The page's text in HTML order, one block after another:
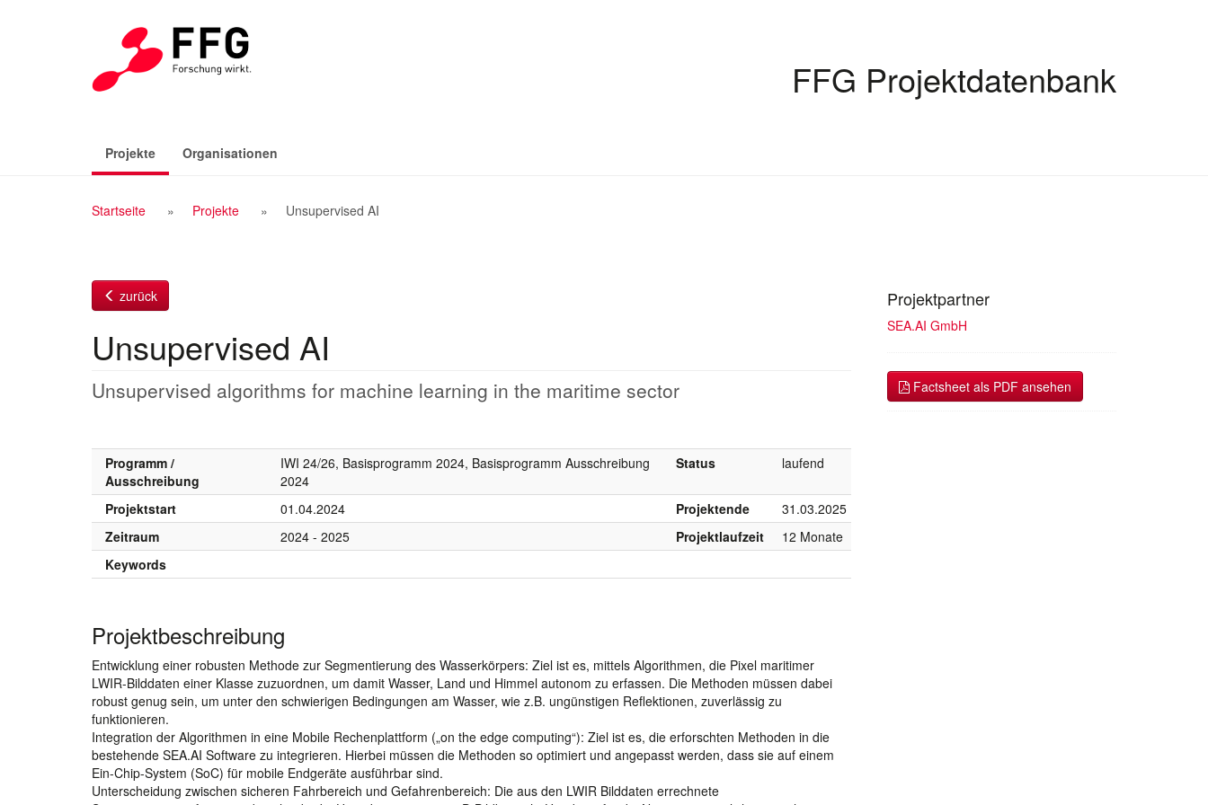
FFG Projektdatenbank
Projekte(aktiv)Organisationen
Breadcrumb
Startseite Projekte Unsupervised AI
zurück
Unsupervised AI
Unsupervised algorithms for machine learning in the maritime sector
Programm /
Ausschreibung
IWI 24/26, Basisprogramm 2024, Basisprogramm Ausschreibung
2024
Status laufend
Projektstart 01.04.2024 Projektende
31.03.2025
Zeitraum
2024 - 2025 Projektlaufzeit
12 Monate
Keywords
Projektbeschreibung
Entwicklung einer robusten Methode zur Segmentierung des Wasserkörpers: Ziel ist es, mittels Algorithmen, die Pixel maritimer
LWIR-Bilddaten einer Klasse zuzuordnen, um damit Wasser, Land und Himmel autonom zu erfassen. Die Methoden müssen dabei
robust genug sein, um unter den schwierigen Bedingungen am Wasser, wie z.B. ungünstigen Reflektionen, zuverlässig zu
funktionieren.
Integration der Algorithmen in eine Mobile Rechenplattform („on the edge computing“): Ziel ist es, die erforschten Methoden in die
bestehende SEA.AI Software zu integrieren. Hierbei müssen die Methoden so optimiert und angepasst werden, dass sie auf einem
Ein-Chip-System (SoC) für mobile Endgeräte ausführbar sind.
Unterscheidung zwischen sicheren Fahrbereich und Gefahrenbereich: Die aus den LWIR Bilddaten errechnete
Projektpartner
SEA.AI GmbH
Factsheet als PDF ansehen